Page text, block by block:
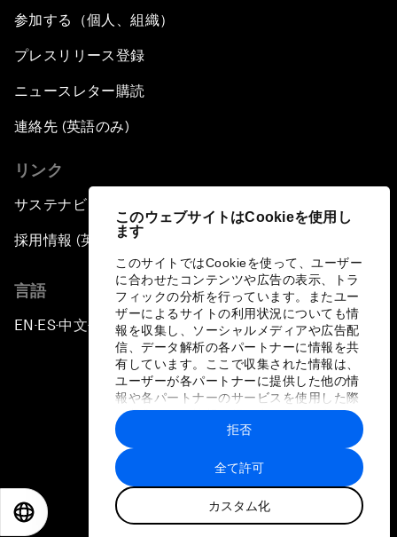
このウェブサイトはCookieを使用し
ます
このサイトではCookieを使って、ユーザー
に合わせたコンテンツや広告の表示、トラ
フィックの分析を行っています。またユー
ザーによるサイトの利用状況についても情
報を収集し、ソーシャルメディアや広告配
信、データ解析の各パートナーに情報を共
有しています。ここで収集された情報は、
ユーザーが各パートナーに提供した他の情
報や各パートナーのサービスを使用した際
に収集された情報と組み合わされ、各パー
トナーによって使用されることがありま
す。
全て許可
カスタム化
拒否
参加する（個人、組織）
プレスリリース登録
ニュースレター購読
連絡先 (英語のみ)
リンク
サステナビリティへの取り組み
採用情報 (英語のみ)
言語
EN ▪ES▪中文▪ 日本語
プライバシーポリシーと利用規約
サイトマップ
©
世界経済フォーラム